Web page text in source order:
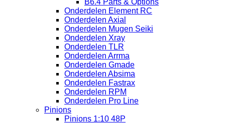
B6.4 Parts & Options
Onderdelen Element RC
Onderdelen Axial
Onderdelen Mugen Seiki
Onderdelen Xray
Onderdelen TLR
Onderdelen Arrma
Onderdelen Gmade
Onderdelen Absima
Onderdelen Fastrax
Onderdelen RPM
Onderdelen Pro Line
Pinions
Pinions 1:10 48P